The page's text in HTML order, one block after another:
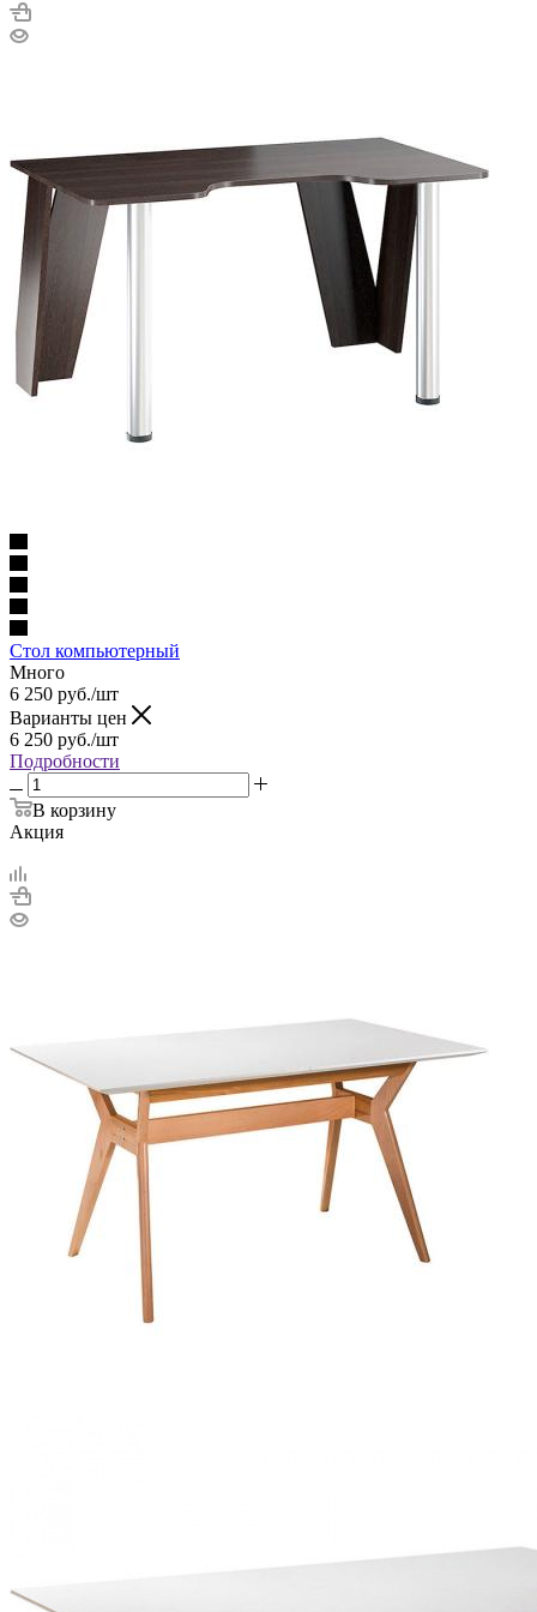
Стол компьютерный
Много
6 250 руб./шт
Варианты цен
6 250 руб./шт
Подробности
В корзину
Акция